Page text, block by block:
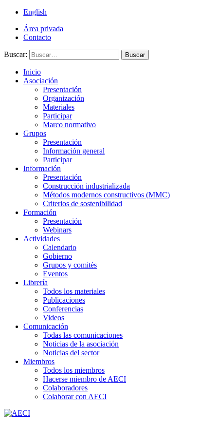
English
Área privada
Contacto
Buscar: Buscar
Inicio
Asociación
Presentación
Organización
Materiales
Participar
Marco normativo
Grupos
Presentación
Información general
Participar
Información
Presentación
Construcción industrializada
Métodos modernos constructivos (MMC)
Criterios de sostenibilidad
Formación
Presentación
Webinars
Actividades
Calendario
Gobierno
Grupos y comités
Eventos
Librería
Todos los materiales
Publicaciones
Conferencias
Videos
Comunicación
Todas las comunicaciones
Noticias de la asociación
Noticias del sector
Miembros
Todos los miembros
Hacerse miembro de AECI
Colaboradores
Colaborar con AECI